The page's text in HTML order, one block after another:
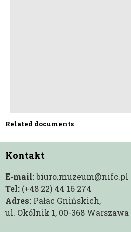
Related documents
Kontakt
E-mail:biuro.muzeum@nifc.pl
Tel: (+48 22) 44 16 274
Adres: Pałac Gnińskich,
ul. Okólnik 1, 00-368 Warszawa